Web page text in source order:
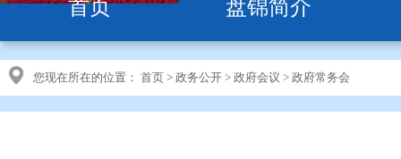
首页 盘锦简介
您现在所在的位置： 首页 > 政务公开 > 政府会议 > 政府常务会